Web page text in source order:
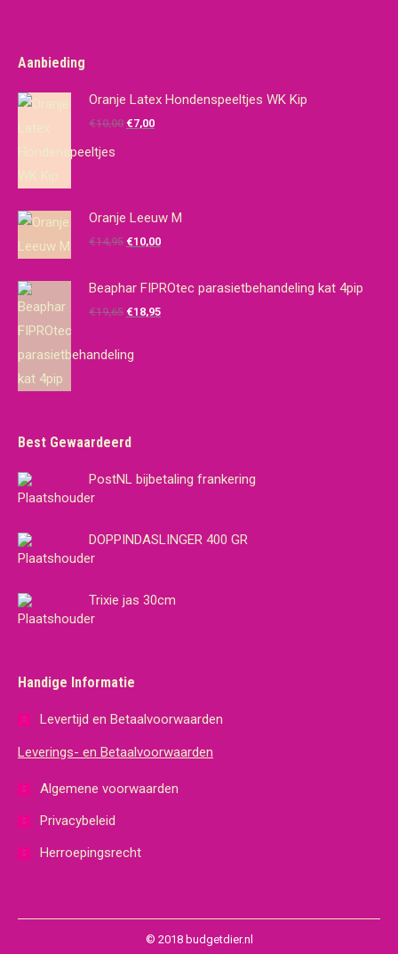
Aanbieding
Oranje Latex Hondenspeeltjes WK Kip
€10,00 Oorspronkelijke
€7,00Huidige
Oranje Leeuw M
€14,95 Oorspronkelijke
was:
€14,95.
€10,00Huidige
is:
€10,00.
Beaphar FIPROtec parasietbehandeling kat 4pip
€19,65 Oorspronkelijke
was:
€18,95Huidige
Best Gewaardeerd
PostNL bijbetaling frankering
DOPPINDASLINGER 400 GR
Trixie jas 30cm
Handige Informatie
Levertijd en Betaalvoorwaarden
Leverings- en Betaalvoorwaarden
Algemene voorwaarden
Privacybeleid
Herroepingsrecht
© 2018 budgetdier.nl